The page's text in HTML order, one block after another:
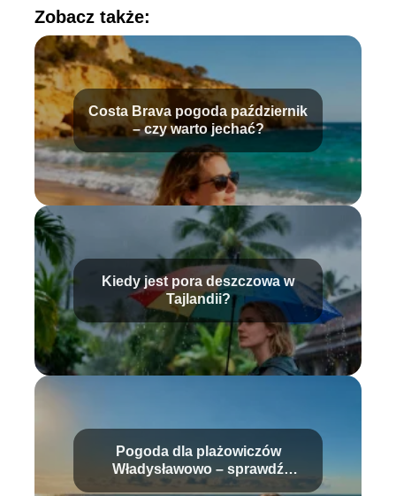
Zobacz także:
Costa Brava pogoda październik
– czy warto jechać?
Kiedy jest pora deszczowa w
Tajlandii?
Pogoda dla plażowiczów
Władysławowo – sprawdź
aktualne warunki